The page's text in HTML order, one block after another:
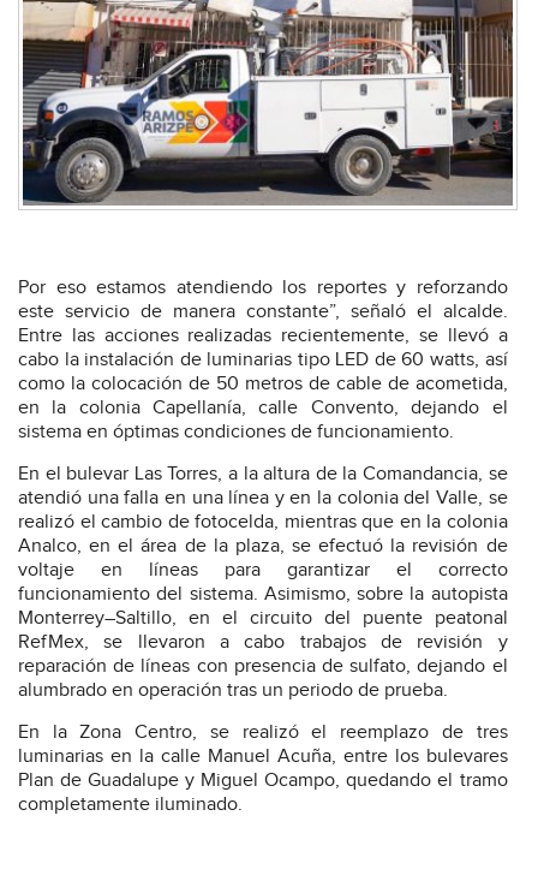
Por eso estamos atendiendo los reportes y reforzando
este servicio de manera constante”, señaló el alcalde.
Entre las acciones realizadas recientemente, se llevó a
cabo la instalación de luminarias tipo LED de 60 watts, así
como la colocación de 50 metros de cable de acometida,
en la colonia Capellanía, calle Convento, dejando el
sistema en óptimas condiciones de funcionamiento.
En el bulevar Las Torres, a la altura de la Comandancia, se
atendió una falla en una línea y en la colonia del Valle, se
realizó el cambio de fotocelda, mientras que en la colonia
Analco, en el área de la plaza, se efectuó la revisión de
voltaje en líneas para garantizar el correcto
funcionamiento del sistema. Asimismo, sobre la autopista
Monterrey–Saltillo, en el circuito del puente peatonal
RefMex, se llevaron a cabo trabajos de revisión y
reparación de líneas con presencia de sulfato, dejando el
alumbrado en operación tras un periodo de prueba.
En la Zona Centro, se realizó el reemplazo de tres
luminarias en la calle Manuel Acuña, entre los bulevares
Plan de Guadalupe y Miguel Ocampo, quedando el tramo
completamente iluminado.